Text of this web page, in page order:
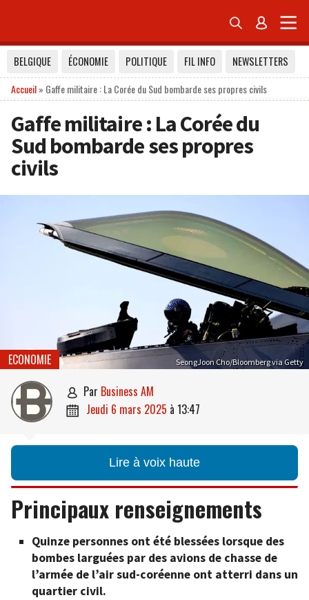
 
BELGIQUE ÉCONOMIE POLITIQUE FIL INFO
NEWSLETTERS
Accueil» Gaffe militaire : La Corée du Sud bombarde ses propres civils
Gaffe militaire : La Corée du
Sud bombarde ses propres
civils
SeongJoon Cho/Bloomberg via Getty
ECONOMIE
 par Business AM
 jeudi 6 mars 2025 à 13:47
Lire à voix haute
Principaux renseignements
Quinze personnes ont été blessées lorsque des
bombes larguées par des avions de chasse de
l’armée de l’air sud-coréenne ont atterri dans un
quartier civil.